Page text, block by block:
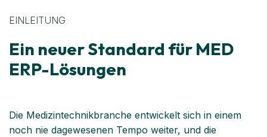
EINLEITUNG
Ein neuer Standard für MED
ERP-Lösungen
Die Medizintechnikbranche entwickelt sich in einem
noch nie dagewesenen Tempo weiter, und die